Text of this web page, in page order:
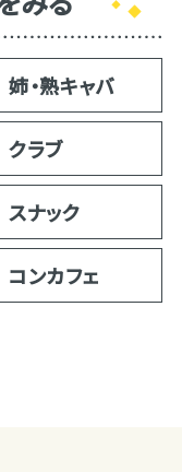
姉・熟キャバ
クラブ
スナック
コンカフェ